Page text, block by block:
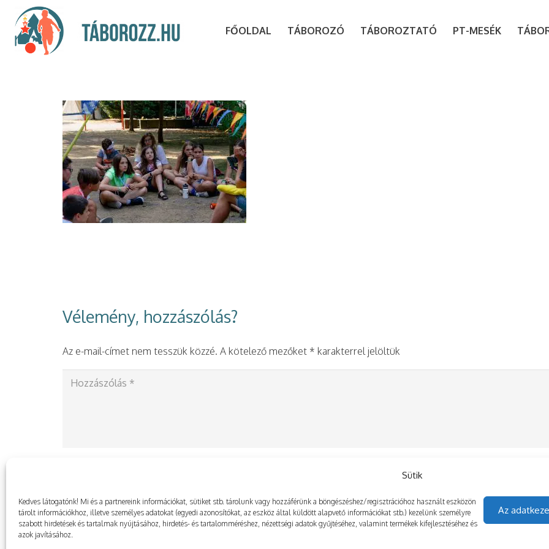
Sütik
Kedves látogatónk! Mi és a partnereink információkat, sütiket stb. tárolunk vagy hozzáférünk a böngészéshez/regisztrációhoz használt eszközön
tárolt információkhoz, illetve személyes adatokat (egyedi azonosítókat, az eszköz által küldött alapvető információkat stb.) kezelünk személyre
szabott hirdetések és tartalmak nyújtásához, hirdetés- és tartalomméréshez, nézettségi adatok gyűjtéséhez, valamint termékek kifejlesztéséhez és
azok javításához.
Az
FŐOLDAL TÁBOROZÓ TÁBOROZTATÓ PT-MESÉK
Vélemény, hozzászólás?
Az e-mail-címet nem tesszük közzé. A kötelező mezőket * karakterrel jelöltük